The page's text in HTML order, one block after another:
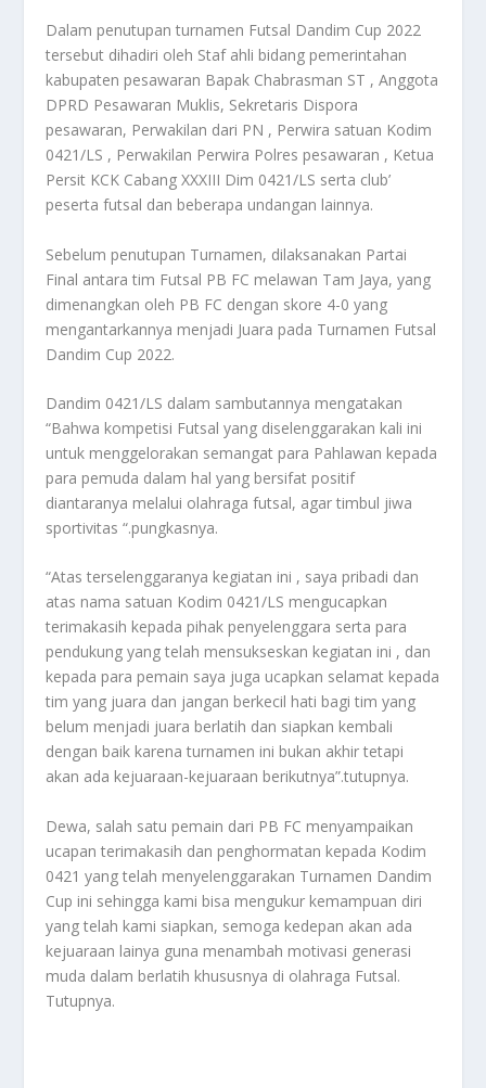
Dalam penutupan turnamen Futsal Dandim Cup 2022
tersebut dihadiri oleh Staf ahli bidang pemerintahan
kabupaten pesawaran Bapak Chabrasman ST , Anggota
DPRD Pesawaran Muklis, Sekretaris Dispora
pesawaran, Perwakilan dari PN , Perwira satuan Kodim
0421/LS , Perwakilan Perwira Polres pesawaran , Ketua
Persit KCK Cabang XXXIII Dim 0421/LS serta club’
peserta futsal dan beberapa undangan lainnya.
Sebelum penutupan Turnamen, dilaksanakan Partai
Final antara tim Futsal PB FC melawan Tam Jaya, yang
dimenangkan oleh PB FC dengan skore 4-0 yang
mengantarkannya menjadi Juara pada Turnamen Futsal
Dandim Cup 2022.
Dandim 0421/LS dalam sambutannya mengatakan
“Bahwa kompetisi Futsal yang diselenggarakan kali ini
untuk menggelorakan semangat para Pahlawan kepada
para pemuda dalam hal yang bersifat positif
diantaranya melalui olahraga futsal, agar timbul jiwa
sportivitas “.pungkasnya.
“Atas terselenggaranya kegiatan ini , saya pribadi dan
atas nama satuan Kodim 0421/LS mengucapkan
terimakasih kepada pihak penyelenggara serta para
pendukung yang telah mensukseskan kegiatan ini , dan
kepada para pemain saya juga ucapkan selamat kepada
tim yang juara dan jangan berkecil hati bagi tim yang
belum menjadi juara berlatih dan siapkan kembali
dengan baik karena turnamen ini bukan akhir tetapi
akan ada kejuaraan-kejuaraan berikutnya”.tutupnya.
Dewa, salah satu pemain dari PB FC menyampaikan
ucapan terimakasih dan penghormatan kepada Kodim
0421 yang telah menyelenggarakan Turnamen Dandim
Cup ini sehingga kami bisa mengukur kemampuan diri
yang telah kami siapkan, semoga kedepan akan ada
kejuaraan lainya guna menambah motivasi generasi
muda dalam berlatih khususnya di olahraga Futsal.
Tutupnya.